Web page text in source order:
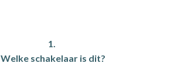
1.
Welke schakelaar is dit?